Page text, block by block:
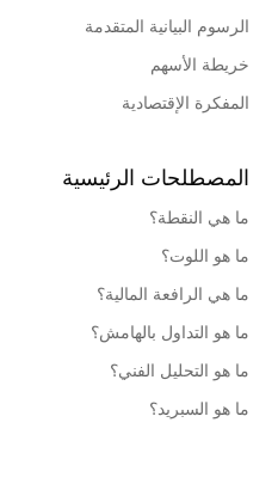
الرسوم البيانية المتقدمة
خريطة الأسهم
المفكرة الإقتصادية
المصطلحات الرئيسية
ما هي النقطة؟
ما هو اللوت؟
ما هي الرافعة المالية؟
ما هو التداول بالهامش؟
ما هو التحليل الفني؟
ما هو السبريد؟